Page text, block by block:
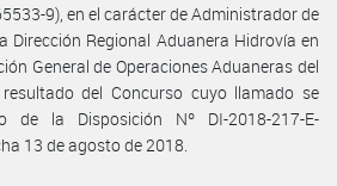
9), en el carácter de Administrador de
Dirección Regional Aduanera Hidrovía en
General de Operaciones Aduaneras del
del Concurso cuyo llamado se
de la Disposición Nº DI-2018-217-E-
13 de agosto de 2018.